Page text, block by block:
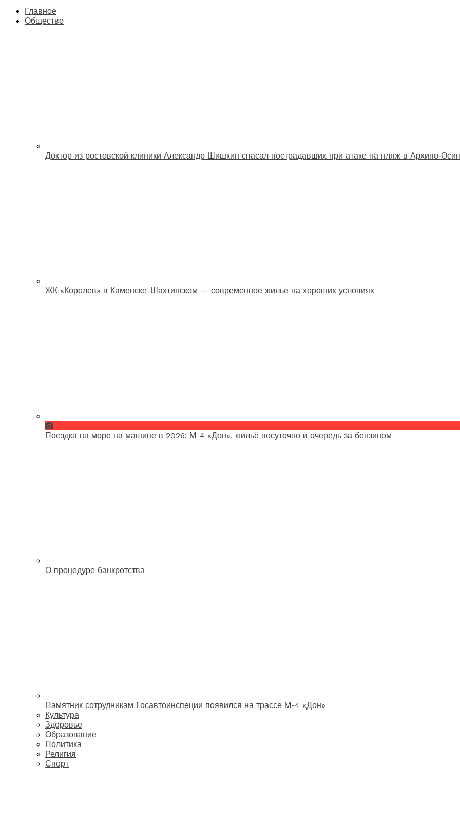
Главное
Общество
Доктор из ростовской клиники Александр Шишкин спасал пострадавших при атаке на пляж в
ЖК «Королев» в Каменске-Шахтинском — современное жилье на хороших условиях
Поездка на море на машине в 2026: М-4 «Дон», жильё посуточно и очередь за бензином
О процедуре банкротства
Памятник сотрудникам Госавтоинспеции появился на трассе М-4 «Дон»
Культура
Здоровье
Образование
Политика
Религия
Спорт